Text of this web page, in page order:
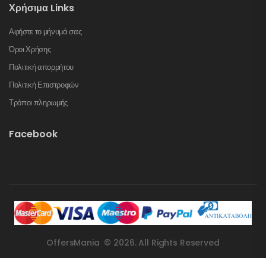
Χρήσιμα Links
Αφήστε το μήνυμά σας
Όροι Χρήσης
Πολιτική απορρήτου
Πολιτική Επιστροφών
Τρόποι πληρωμής
Facebook
OffersMania © 2026. All Rights Reserved